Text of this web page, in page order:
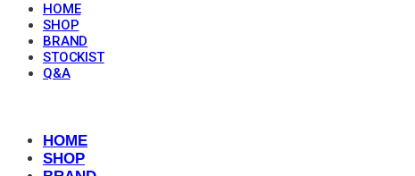
HOME
SHOP
BRAND
STOCKIST
Q&A
HOME
SHOP